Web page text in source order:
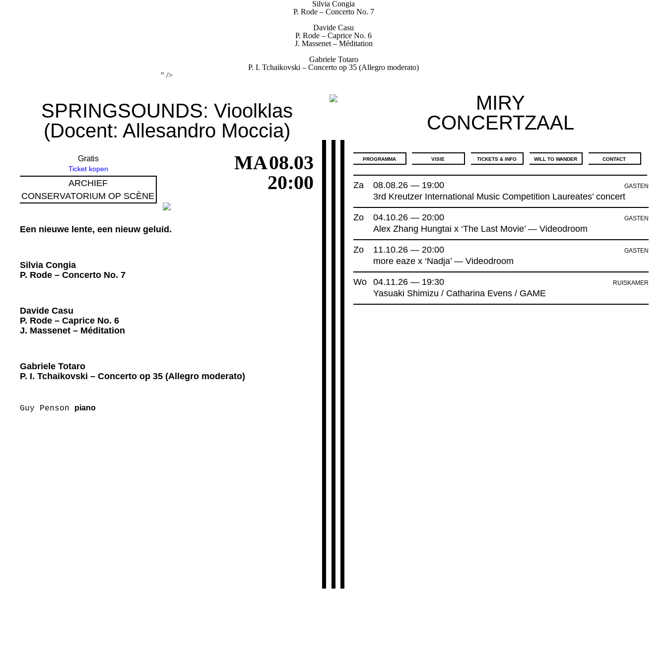
Silvia Congia
P. Rode – ConcertoNo. 7
Davide Casu
P. Rode – Caprice No. 6
J. Massenet – Méditation
Gabriele Totaro
P. I. Tchaikovski – Concerto op 35 (Allegro moderato)
" />
SPRINGSOUNDS: Vioolklas
(Docent: Allesandro Moccia)
Gratis
Ticket kopen
ARCHIEF
CONSERVATORIUM OP SCÈNE
MA08.03
20:00
Een nieuwe lente, een nieuw geluid.
Silvia Congia
P. Rode – Concerto No. 7
Davide Casu
P. Rode – Caprice No. 6
J. Massenet – Méditation
Gabriele Totaro
P. I. Tchaikovski – Concerto op 35 (Allegro moderato)
Guy Penson piano
MIRY
CONCERTZAAL
PROGRAMMA VISIE TICKETS & INFO WILL TO WANDER CONTACT
Za
08.08.26 — 19:00
3rd Kreutzer International Music Competition Laureates’ concert
GASTEN
Zo
04.10.26 — 20:00
Alex Zhang Hungtai x ‘The Last Movie’ — Videodroom
GASTEN
Zo
11.10.26 — 20:00
more eaze x ‘Nadja’ — Videodroom
GASTEN
Wo
04.11.26 — 19:30
Yasuaki Shimizu / Catharina Evens / GAME
RUISKAMER